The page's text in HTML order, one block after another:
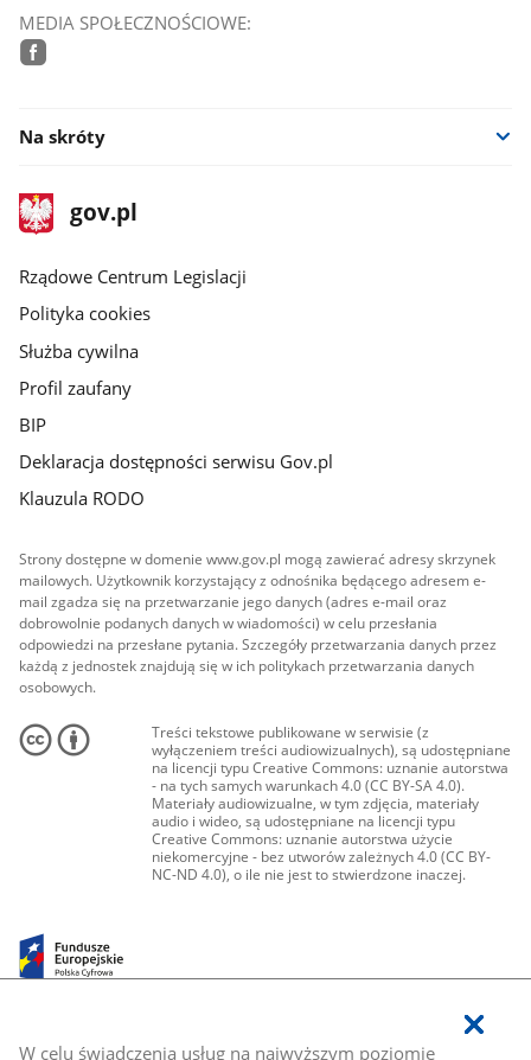
W celu świadczenia usług na najwyższym poziomie
MEDIA SPOŁECZNOŚCIOWE:
Na skróty
stopka
gov.plStrona
gov.pl
Rządowe Centrum Legislacji
Polityka cookies
Służba cywilna
Profil zaufany
BIP
Deklaracja dostępności serwisu Gov.pl
Klauzula RODO
Strony dostępne w domenie www.gov.pl mogą zawierać adresy skrzynek
mailowych. Użytkownik korzystający z odnośnika będącego adresem e-
mail zgadza się na przetwarzanie jego danych (adres e-mail oraz
dobrowolnie podanych danych w wiadomości) w celu przesłania
odpowiedzi na przesłane pytania. Szczegóły przetwarzania danych przez
każdą z jednostek znajdują się w ich politykach przetwarzania danych
osobowych.
Treści tekstowe publikowane w serwisie (z
wyłączeniem treści audiowizualnych), są udostępniane
na licencji typu Creative Commons: uznanie autorstwa
- na tych samych warunkach 4.0 (CC BY-SA 4.0).
Materiały audiowizualne, w tym zdjęcia, materiały
audio i wideo, są udostępniane na licencji typu
Creative Commons: uznanie autorstwa użycie
niekomercyjne - bez utworów zależnych 4.0 (CC BY-
NC-ND 4.0), o ile nie jest to stwierdzone inaczej.